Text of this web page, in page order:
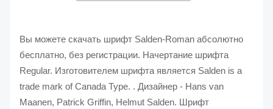
Вы можете скачать шрифт Salden-Roman абсолютно
бесплатно, без регистрации. Начертание шрифта
Regular. Изготовителем шрифта является Salden is a
trade mark of Canada Type. . Дизайнер - Hans van
Maanen, Patrick Griffin, Helmut Salden. Шрифт